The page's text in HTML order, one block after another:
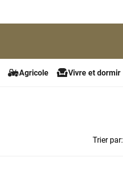
Agricole Vivre et dormir
Trier par: